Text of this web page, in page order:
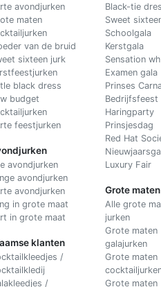
avondjurken
maten
van de bruid
sixteen jurk
black dress
budget
feestjurken
avondjurken
avondjurken
avondjurken
in grote maat
in grote maat
klanten
/
/
Black-tie
Sweet
Schoolgala
Kerstgala
Sensation
Examen gala
Prinses
Bedrijfsfeest
Haringparty
Prinsjesdag
Red Hat
Luxury Fair
Grote maten
Alle grote
jurken
Grote maten
galajurken
Grote maten
Grote maten